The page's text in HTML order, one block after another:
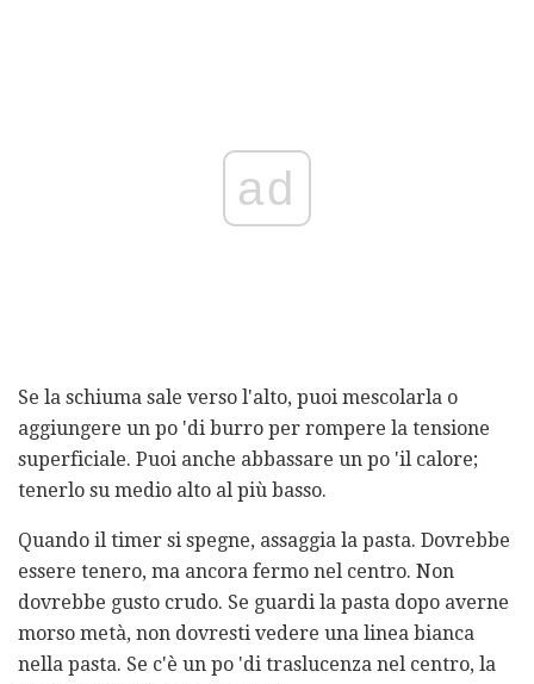
ad
Se la schiuma sale verso l'alto, puoi mescolarla o
aggiungere un po 'di burro per rompere la tensione
superficiale. Puoi anche abbassare un po 'il calore;
tenerlo su medio alto al più basso.
Quando il timer si spegne, assaggia la pasta. Dovrebbe
essere tenero, ma ancora fermo nel centro. Non
dovrebbe gusto crudo. Se guardi la pasta dopo averne
morso metà, non dovresti vedere una linea bianca
nella pasta. Se c'è un po 'di traslucenza nel centro, la